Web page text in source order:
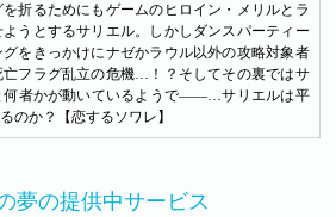
折るためにもゲームのヒロイン・メリルとラ
うとするサリエル。しかしダンスパーティー
をきっかけにナゼかラウル以外の攻略対象者
亡フラグ乱立の危機…！？そしてその裏ではサ
何者かが動いているようで――…サリエルは平
のか？【恋するソワレ】
夢の提供中サービス